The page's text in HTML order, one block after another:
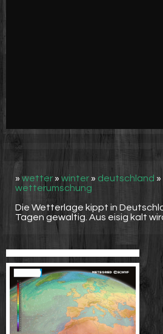
» wetter » winter » deutschland »
wetterumschung
Die Wetterlage kippt in
Tagen gewaltig. Aus eisig kalt